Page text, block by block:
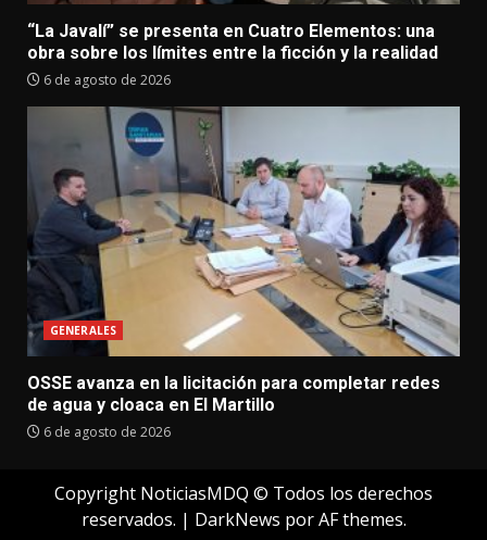
“La Javalí” se presenta en Cuatro Elementos: una
obra sobre los límites entre la ficción y la realidad
6 de agosto de 2026
GENERALES
OSSE avanza en la licitación para completar redes
de agua y cloaca en El Martillo
6 de agosto de 2026
Copyright NoticiasMDQ © Todos los derechos
reservados. | DarkNews por AF themes.